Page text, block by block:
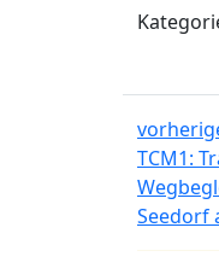
TCM1:
Seedorf